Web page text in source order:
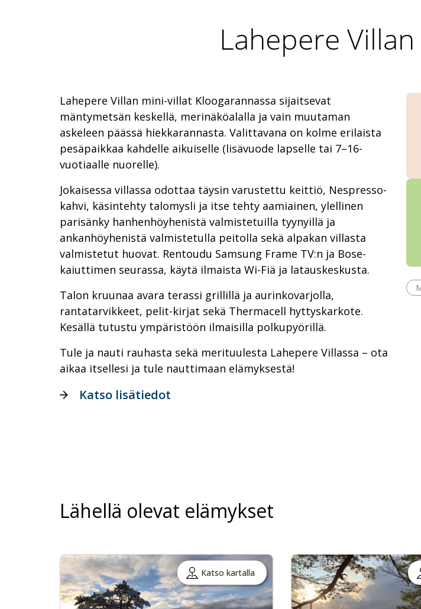
Lahepere
Lahepere Villan mini-villat Kloogarannassa sijaitsevat
mäntymetsän keskellä, merinäköalalla ja vain muutaman
askeleen päässä hiekkarannasta. Valittavana on kolme erilaista
pesäpaikkaa kahdelle aikuiselle (lisävuode lapselle tai 7–16-
vuotiaalle nuorelle).
Jokaisessa villassa odottaa täysin varustettu keittiö, Nespresso-
kahvi, käsintehty talomysli ja itse tehty aamiainen, ylellinen
parisänky hanhenhöyhenistä valmistetuilla tyynyillä ja
ankanhöyhenistä valmistetulla peitolla sekä alpakan villasta
valmistetut huovat. Rentoudu Samsung Frame TV:n ja Bose-
kaiuttimen seurassa, käytä ilmaista Wi-Fiä ja latauskeskusta.
Talon kruunaa avara terassi grillillä ja aurinkovarjolla,
rantatarvikkeet, pelit-kirjat sekä Thermacell hyttyskarkote.
Kesällä tutustu ympäristöön ilmaisilla polkupyörillä.
Tule ja nauti rauhasta sekä merituulesta Lahepere Villassa – ota
aikaa itsellesi ja tule nauttimaan elämyksestä!
Katso lisätiedot
Lähellä olevat elämykset
Katso kartalla